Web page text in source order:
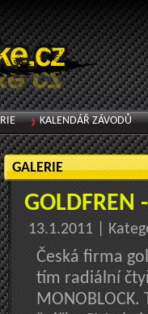
GALERIE
GOLDFREN
13.1.2011 |
Česká firma
tím radiální
KALENDÁŘ ZÁVODŮ